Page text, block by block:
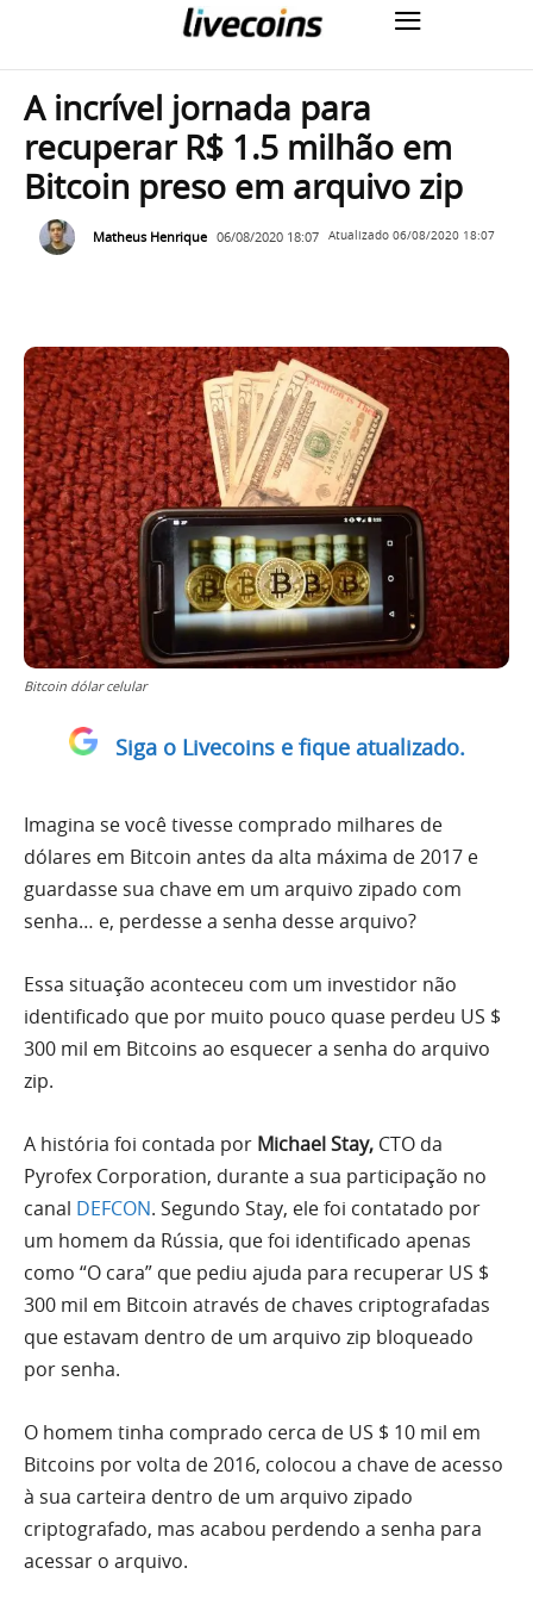
A incrível jornada para
recuperar R$ 1.5 milhão em
Bitcoin preso em arquivo zip
Matheus Henrique 06/08/2020 18:07 Atualizado 06/08/2020 18:07
Bitcoin dólar celular
Siga o Livecoins e fique atualizado.
Imagina se você tivesse comprado milhares de
dólares em Bitcoin antes da alta máxima de 2017 e
guardasse sua chave em um arquivo zipado com
senha… e, perdesse a senha desse arquivo?
Essa situação aconteceu com um investidor não
identificado que por muito pouco quase perdeu US $
300 mil em Bitcoins ao esquecer a senha do arquivo
zip.
A história foi contada por Michael Stay, CTO da
Pyrofex Corporation, durante a sua participação no
canal DEFCON. Segundo Stay, ele foi contatado por
um homem da Rússia, que foi identificado apenas
como “O cara” que pediu ajuda para recuperar US $
300 mil em Bitcoin através de chaves criptografadas
que estavam dentro de um arquivo zip bloqueado
por senha.
O homem tinha comprado cerca de US $ 10 mil em
Bitcoins por volta de 2016, colocou a chave de acesso
à sua carteira dentro de um arquivo zipado
criptografado, mas acabou perdendo a senha para
acessar o arquivo.